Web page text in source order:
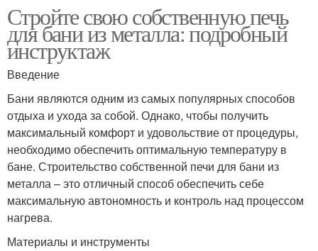
Стройте свою собственную печь
для бани из металла: подробный
инструктаж
Введение
Бани являются одним из самых популярных способов
отдыха и ухода за собой. Однако, чтобы получить
максимальный комфорт и удовольствие от процедуры,
необходимо обеспечить оптимальную температуру в
бане. Строительство собственной печи для бани из
металла – это отличный способ обеспечить себе
максимальную автономность и контроль над процессом
нагрева.
Материалы и инструменты